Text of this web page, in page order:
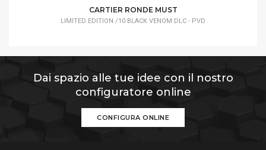
CARTIER RONDE MUST
LIMITED EDITION /10 BLACK VENOM DLC - PVD
Dai spazio alle tue idee con il nostro
configuratore online
CONFIGURA ONLINE